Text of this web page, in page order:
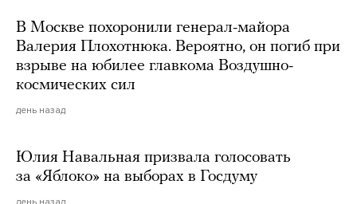
В Москве похоронили генерал-майора
Валерия Плохотнюка. Вероятно, он погиб при
взрыве на юбилее главкома Воздушно-
космических сил
день назад
Юлия Навальная призвала голосовать
за «Яблоко» на выборах в Госдуму